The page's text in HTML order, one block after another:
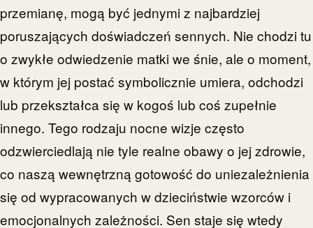
przemianę, mogą być jednymi z najbardziej
poruszających doświadczeń sennych. Nie chodzi tu
o zwykłe odwiedzenie matki we śnie, ale o moment,
w którym jej postać symbolicznie umiera, odchodzi
lub przekształca się w kogoś lub coś zupełnie
innego. Tego rodzaju nocne wizje często
odzwierciedlają nie tyle realne obawy o jej zdrowie,
co naszą wewnętrzną gotowość do uniezależnienia
się od wypracowanych w dzieciństwie wzorców i
emocjonalnych zależności. Sen staje się wtedy